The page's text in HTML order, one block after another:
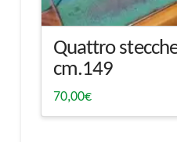
Quattro
cm.149
70,00€